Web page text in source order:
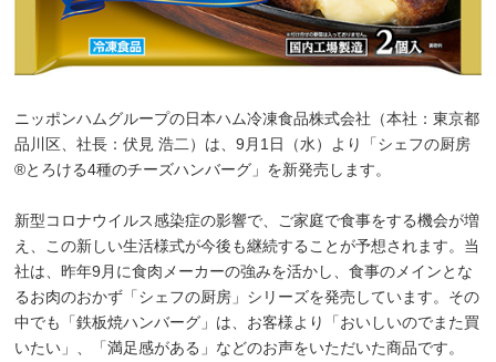
ニッポンハムグループの日本ハム冷凍食品株式会社（本社：東京都
品川区、社長：伏見 浩二）は、9月1日（水）より「シェフの厨房
®とろける4種のチーズハンバーグ」を新発売します。
新型コロナウイルス感染症の影響で、ご家庭で食事をする機会が増
え、この新しい生活様式が今後も継続することが予想されます。当
社は、昨年9月に食肉メーカーの強みを活かし、食事のメインとな
るお肉のおかず「シェフの厨房」シリーズを発売しています。その
中でも「鉄板焼ハンバーグ」は、お客様より「おいしいのでまた買
いたい」、「満足感がある」などのお声をいただいた商品です。